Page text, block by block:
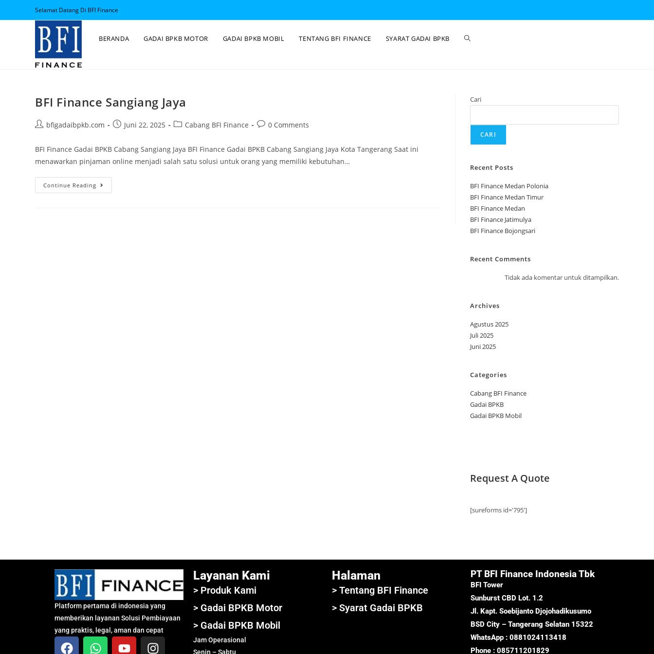
Selamat Datang Di BFI Finance
BERANDA GADAI BPKB MOTOR GADAI BPKB MOBIL TENTANG BFI FINANCE SYARAT GADAI BPKB
BFI Finance Sangiang Jaya
bfigadaibpkb.com Juni 22, 2025 Cabang BFI Finance 0 Comments
BFI Finance Gadai BPKB Cabang Sangiang Jaya BFI Finance Gadai BPKB Cabang Sangiang Jaya Kota Tangerang Saat ini
menawarkan pinjaman online menjadi salah satu solusi untuk orang yang memiliki kebutuhan…
Continue Reading
Cari
CARI
Recent Posts
BFI Finance Medan Polonia
BFI Finance Medan Timur
BFI Finance Medan
BFI Finance Jatimulya
BFI Finance Bojongsari
Recent Comments
Tidak ada komentar untuk ditampilkan.
Archives
Agustus 2025
Juli 2025
Juni 2025
Categories
Cabang BFI Finance
Gadai BPKB
Gadai BPKB Mobil
Request A Quote
[sureforms id='795']
Platform pertama di indonesia yang
memberikan layanan Solusi Pembiayaan
yang praktis, legal, aman dan cepat
Layanan Kami
> Produk Kami
> Gadai BPKB Motor
> Gadai BPKB Mobil
Jam Operasional
Senin – Sabtu
Halaman
> Tentang BFI Finance
> Syarat Gadai BPKB
PT BFI Finance Indonesia Tbk
BFI Tower
Sunburst CBD Lot. 1.2
Jl. Kapt. Soebijanto Djojohadikusumo
BSD City – Tangerang Selatan 15322
WhatsApp : 0881024113418
Phone : 085711201829